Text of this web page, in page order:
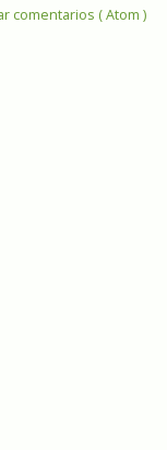
comentarios ( Atom )